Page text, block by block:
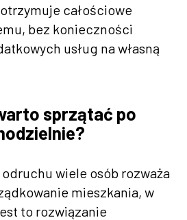
całościowe
bez konieczności
usług na własną
sprzątać po
wiele osób rozważa
mieszkania, w
to rozwiązanie